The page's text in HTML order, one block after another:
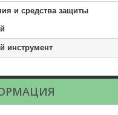
и средства защиты
инструмент